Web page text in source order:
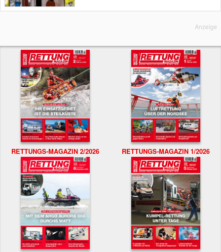
Anzeige
RETTUNGS-MAGAZIN 2/2026 RETTUNGS-MAGAZIN 1/2026